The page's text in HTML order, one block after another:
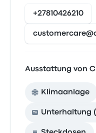
+27810426210
Ausstattung von
Klimaanlage
Unterhaltung